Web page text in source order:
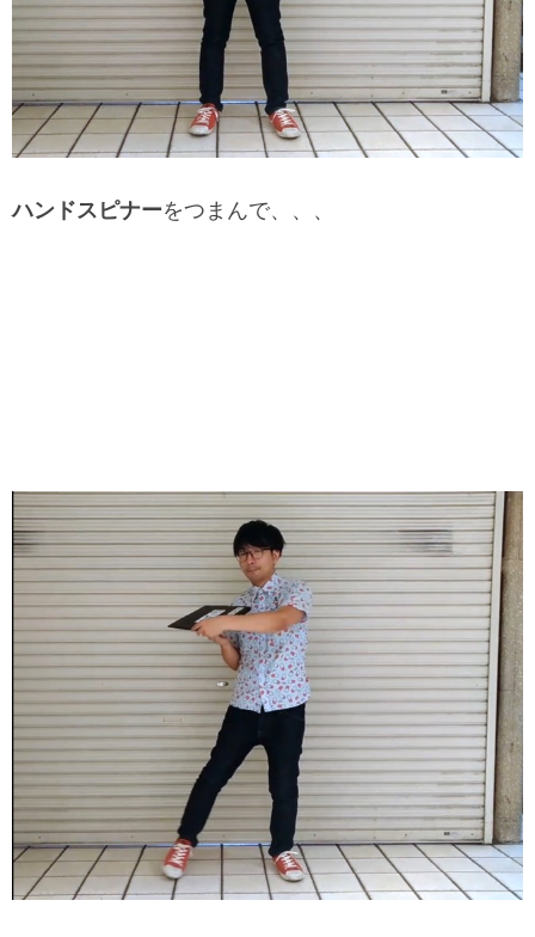
ハンドスピナーをつまんで、、、